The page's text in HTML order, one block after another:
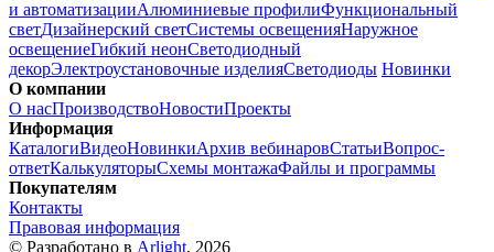
и автоматизацииАлюминиевые профилиФункциональный
светДизайнерский светСистемы освещенияНаружное
освещениеГибкий неонСветодиодный
декорЭлектроустановочные изделияСветодиоды Новинки
О компании
О насПроизводствоНовостиПроекты
Информация
КаталогиВидеоНовинкиАрхив вебинаровСтатьиВопрос-
ответКалькуляторыСхемы монтажаФайлы и программы
Покупателям
Контакты
Правовая информация
© Разработано в Arlight, 2026